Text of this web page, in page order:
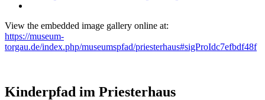
View the embedded image gallery online at:
https://museum-
torgau.de/index.php/museumspfad/priesterhaus#sigProIdc7efbdf48f
Kinderpfad im Priesterhaus